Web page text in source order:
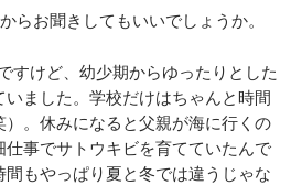
らお聞きしてもいいでしょうか。
けど、幼少期からゆったりとした
ました。学校だけはちゃんと時間
。休みになると父親が海に行くの
事でサトウキビを育てていたんで
もやっぱり夏と冬では違うじゃな